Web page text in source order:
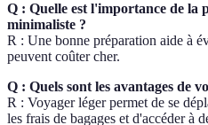
Q : Quelle est l'importance de la
minimaliste ?
R : Une bonne préparation aide à
peuvent coûter cher.
Q : Quels sont les avantages de
R : Voyager léger permet de se
les frais de bagages et d'accéder à